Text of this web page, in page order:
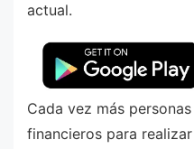
actual.
Cada vez más
financieros para